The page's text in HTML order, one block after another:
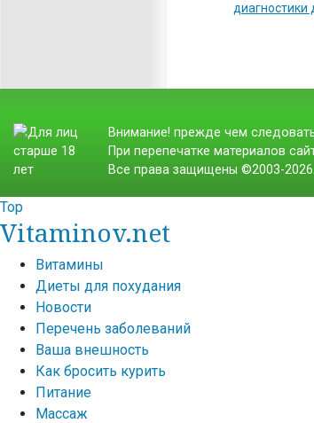
Внимание! прежде чем
При перепечатке материалов
Все права защищены ©2003-
Top
Vitaminov.net
Витамины
Диеты для похудания
Новости
Перечень заболеваний
Ваша внешность
Как бросить курить
Питание
Массаж